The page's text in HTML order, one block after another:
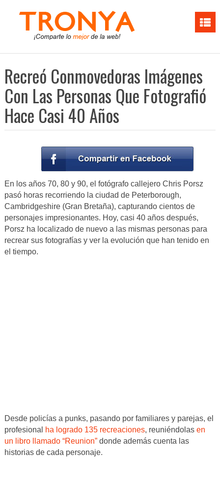
Recreó Conmovedoras Imágenes
Con Las Personas Que Fotografió
Hace Casi 40 Años
En los años 70, 80 y 90, el fotógrafo callejero Chris Porsz
pasó horas recorriendo la ciudad de Peterborough,
Cambridgeshire (Gran Bretaña), capturando cientos de
personajes impresionantes. Hoy, casi 40 años después,
Porsz ha localizado de nuevo a las mismas personas para
recrear sus fotografías y ver la evolución que han tenido en
el tiempo.
Desde policías a punks, pasando por familiares y parejas, el
profesional
ha logrado 135 recreaciones, reuniéndolas en
un libro llamado “Reunion”donde además cuenta las
historias de cada personaje.